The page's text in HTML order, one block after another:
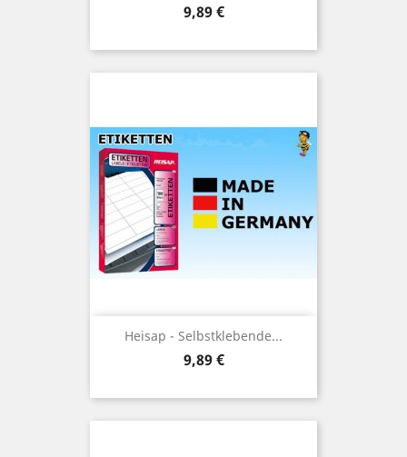
Preis
9,89 €
Heisap - Selbstklebende...
Preis
9,89 €